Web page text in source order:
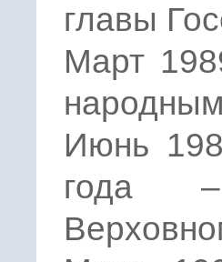
главы
Март
Июнь
года